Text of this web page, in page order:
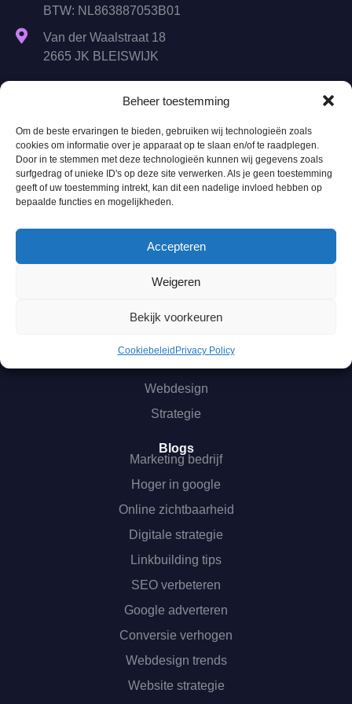
Beheer toestemming
Om de beste ervaringen te bieden, gebruiken wij technologieën zoals
cookies om informatie over je apparaat op te slaan en/of te raadplegen.
Door in te stemmen met deze technologieën kunnen wij gegevens zoals
surfgedrag of unieke ID's op deze site verwerken. Als je geen toestemming
geeft of uw toestemming intrekt, kan dit een nadelige invloed hebben op
bepaalde functies en mogelijkheden.
Accepteren
Weigeren
Bekijk voorkeuren
Cookiebeleid Privacy Policy
BTW: NL863887053B01
Van der Waalstraat 18
2665 JK BLEISWIJK
9:00 - 17:00
Za t/m Zo
Gesloten
Menu
Onze services
Cases
Vacatures
Services
Webdesign
Strategie
Blogs
Marketing bedrijf
Hoger in google
Online zichtbaarheid
Digitale strategie
Linkbuilding tips
SEO verbeteren
Google adverteren
Conversie verhogen
Webdesign trends
Website strategie